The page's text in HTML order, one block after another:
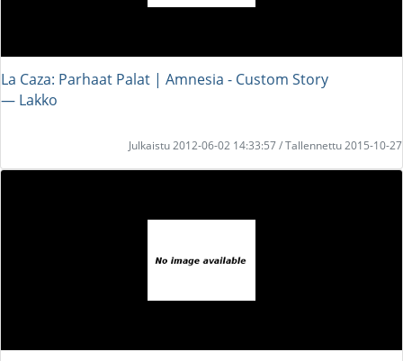
La Caza: Parhaat Palat | Amnesia - Custom Story
― Lakko
Julkaistu 2012-06-02 14:33:57 / Tallennettu 2015-10-27